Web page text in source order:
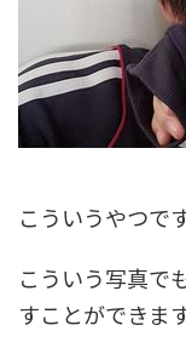
こういうやつです
こういう写真で
すことができます